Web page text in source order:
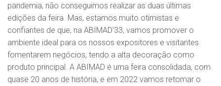
pandemia, não conseguimos realizar as duas últimas
edições da feira. Mas, estamos muito otimistas e
confiantes de que, na ABIMAD’33, vamos promover o
ambiente ideal para os nossos expositores e visitantes
fomentarem negócios, tendo a alta decoração como
produto principal. A ABIMAD é uma feira consolidada, com
quase 20 anos de história, e em 2022 vamos retomar o